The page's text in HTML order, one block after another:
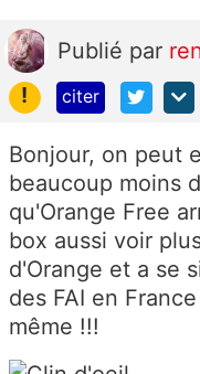
Publié par
!
citer
Bonjour, on peut
beaucoup moins
qu'Orange Free
box aussi voir
d'Orange et a se
des FAI en
même !!!